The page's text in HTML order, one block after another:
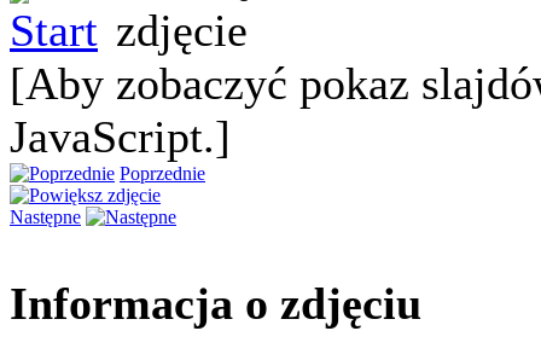
[Aby zobaczyć pokaz
JavaScript.]
Poprzednie
Następne
Informacja o zdjęciu